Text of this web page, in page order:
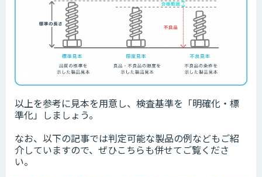
以上を参考に見本を用意し、検査基準を「明確化・標
準化」しましょう。
なお、以下の記事では判定可能な製品の例などもご紹
介していますので、ぜひこちらも併せてご覧くださ
い。